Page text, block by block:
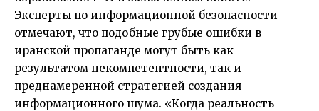
Эксперты по информационной безопасности
отмечают, что подобные грубые ошибки в
иранской пропаганде могут быть как
результатом некомпетентности, так и
преднамеренной стратегией создания
информационного шума. «Когда реальность